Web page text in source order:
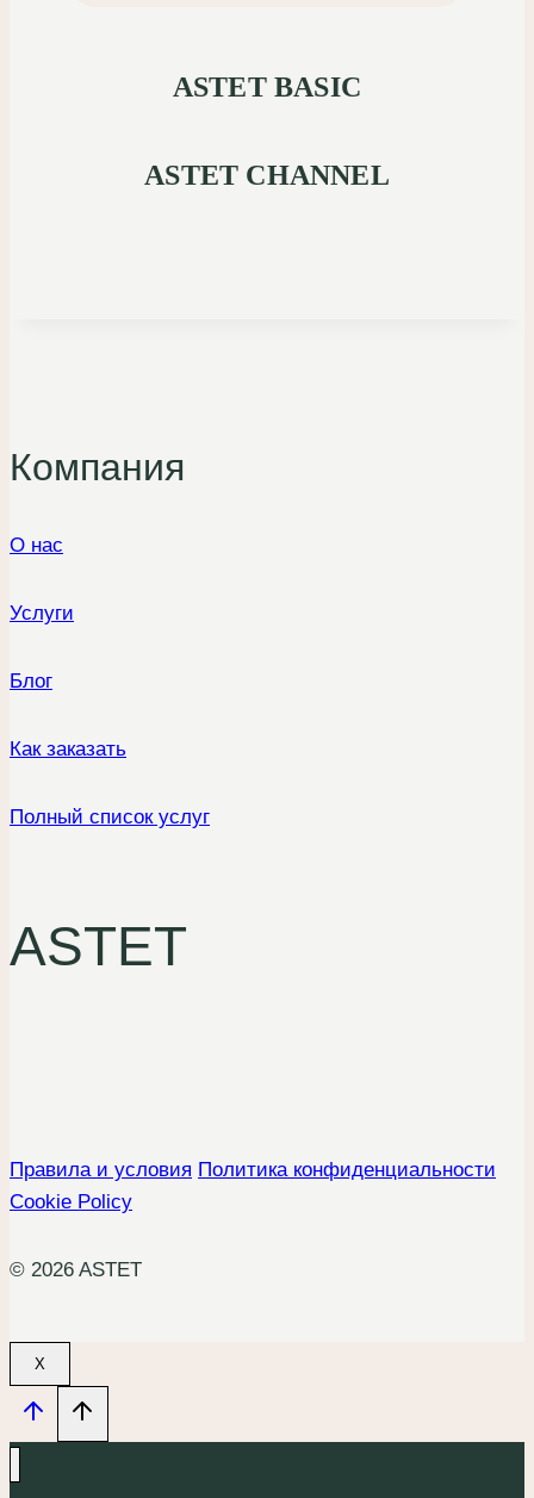
ASTET BASIC
ASTET CHANNEL
Компания
О нас
Услуги
Блог
Как заказать
Полный список услуг
ASTET
Правила и условия Политика конфиденциальности
Cookie Policy
© 2026 ASTET
X